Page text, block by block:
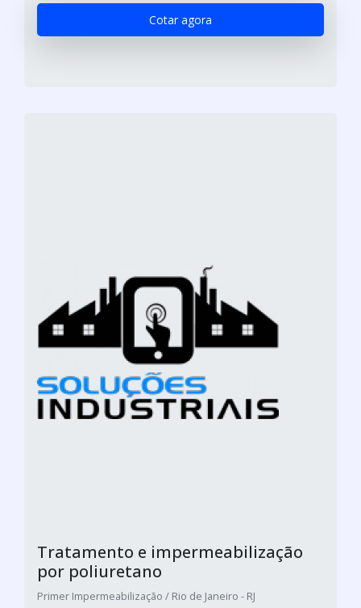
Cotar agora
Tratamento e impermeabilização
por poliuretano
Primer Impermeabilização / Rio de Janeiro - RJ